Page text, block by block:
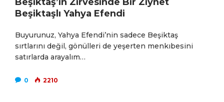
Beşiktaş’ın Zirvesinde Bir Ziynet
Beşiktaşlı Yahya Efendi
Buyurunuz, Yahya Efendi’nin sadece Beşiktaş
sırtlarını değil, gönülleri de yeşerten menkıbesini
satırlarda arayalım…
0 2210